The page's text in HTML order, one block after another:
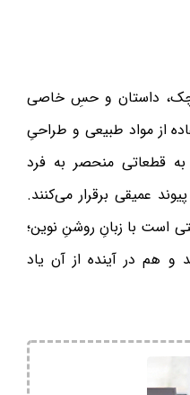
داستان و حسِ خاصی
از مواد طبیعی و طراحیِ
قطعاتی منحصر به فرد
عمیقی برقرار می‌کنند.
است با زبانِ روشنِ نوین؛
هم در آینده از آن یاد